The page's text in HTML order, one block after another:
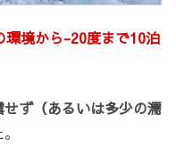
環境から-20度まで10泊
ず（あるいは多少の濡